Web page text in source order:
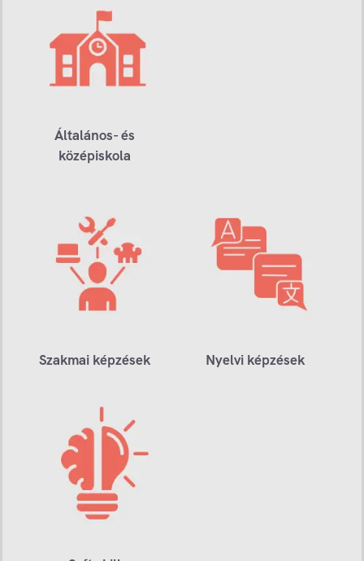
Általános- és
középiskola
Szakmai képzések Nyelvi képzések